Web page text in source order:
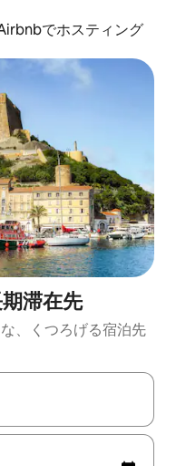
でホスティング
滞在先
、くつろげる宿泊先
印キーを使って移動するか